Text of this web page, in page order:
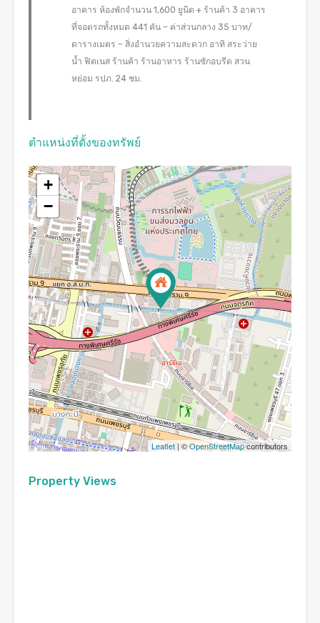
อาคาร ห้องพักจำนวน 1,600 ยูนิต + ร้านค้า 3 อาคาร
ที่จอดรถทั้งหมด 441 คัน – ค่าส่วนกลาง 35 บาท/
ตารางเมตร – สิ่งอำนวยความสะดวก อาทิ สระว่าย
น้ำ ฟิตเนส ร้านค้า ร้านอาหาร ร้านซักอบรีด สวน
หย่อม รปภ. 24 ชม.
ตำแหน่งที่ตั้งของทรัพย์
+
−
Leaflet| ©OpenStreetMapcontributors
Property Views